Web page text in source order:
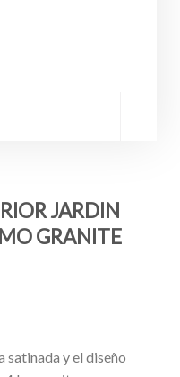
JARDIN
GRANITE
satinada y el diseño